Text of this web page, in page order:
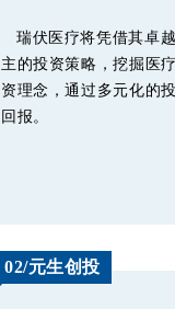
瑞伏医疗将凭借其卓
主的投资策略，挖掘医
资理念，通过多元化的
回报。
02/元生创投